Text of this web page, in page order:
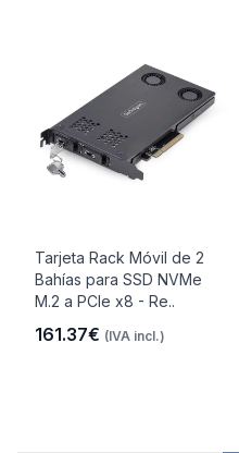
Tarjeta Rack Móvil de 2
Bahías para SSD NVMe
M.2 a PCIe x8 - Re..
161.37€ (IVA incl.)